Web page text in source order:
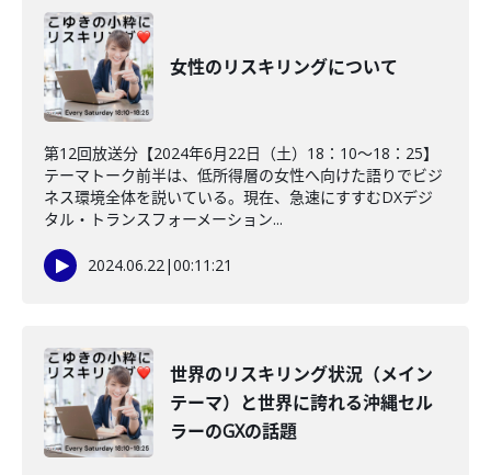
女性のリスキリングについて
第12回放送分【2024年6月22日（土）18：10～18：25】
テーマトーク前半は、低所得層の女性へ向けた語りでビジ
ネス環境全体を説いている。現在、急速にすすむDXデジ
タル・トランスフォーメーション...
2024.06.22|00:11:21
世界のリスキリング状況（メイン
テーマ）と世界に誇れる沖縄セル
ラーのGXの話題